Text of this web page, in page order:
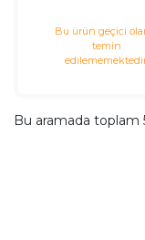
Bu ürün geçici
temin
Bu aramada toplam